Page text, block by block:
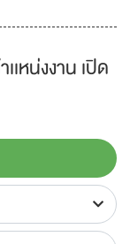
เหน่งงาน เปิด